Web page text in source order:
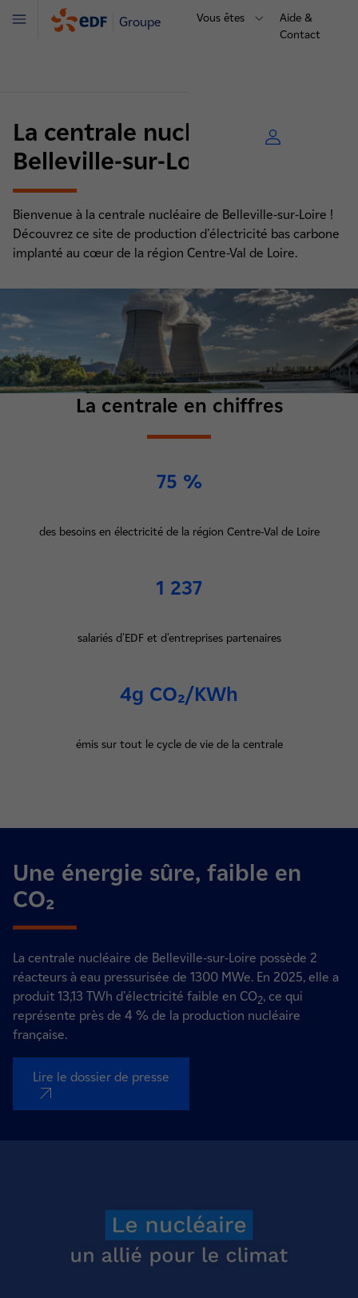
Groupe Vous êtes
Aide &
Contact
Menu
La centrale nucléaire de
Belleville-sur-Loire
Bienvenue à la centrale nucléaire de Belleville-sur-Loire !
Découvrez ce site de production d'électricité bas carbone
implanté au cœur de la région Centre-Val de Loire.
La centrale en chiffres
75 %
des besoins en électricité de la région Centre-Val de Loire
1 237
salariés d'EDF et d'entreprises partenaires
4g CO₂/KWh
émis sur tout le cycle de vie de la centrale
Une énergie sûre, faible en
CO₂
La centrale nucléaire de Belleville-sur-Loire possède 2
réacteurs à eau pressurisée de 1300 MWe. En 2025, elle a
produit 13,13 TWh d'électricité faible en CO2, ce qui
représente près de 4 % de la production nucléaire
française.
Lire le dossier de presse
nouvel onglet